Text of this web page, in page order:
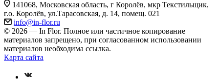
141068, Московская область, г Королёв, мкр Текстильщик,
г.о. Королёв, ул.Тарасовская, д. 14, помещ. 021
info@in-flor.ru
© 2026 — In Flor. Полное или частичное копирование
материалов запрещено, при согласованном использовании
материалов необходима ссылка.
Карта сайта